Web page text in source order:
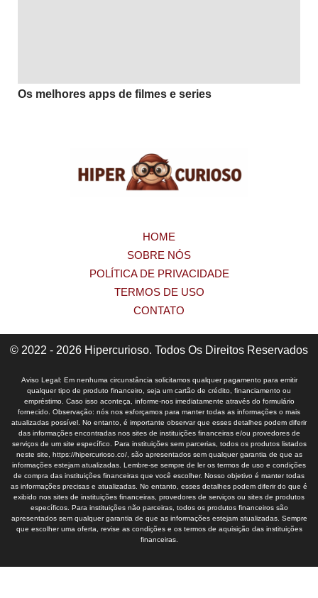
Os melhores apps de filmes e series
HOME
SOBRE NÓS
POLÍTICA DE PRIVACIDADE
TERMOS DE USO
CONTATO
© 2022 - 2026 Hipercurioso. Todos Os Direitos Reservados
Aviso Legal: Em nenhuma circunstância solicitamos qualquer pagamento para emitir
qualquer tipo de produto financeiro, seja um cartão de crédito, financiamento ou
empréstimo. Caso isso aconteça, informe-nos imediatamente através do formulário
fornecido. Observação: nós nos esforçamos para manter todas as informações o mais
atualizadas possível. No entanto, é importante observar que esses detalhes podem diferir
das informações encontradas nos sites de instituições financeiras e/ou provedores de
serviços de um site específico. Para instituições sem parcerias, todos os produtos listados
neste site, https://hipercurioso.co/, são apresentados sem qualquer garantia de que as
informações estejam atualizadas. Lembre-se sempre de ler os termos de uso e condições
de compra das instituições financeiras que você escolher. Nosso objetivo é manter todas
as informações precisas e atualizadas. No entanto, esses detalhes podem diferir do que é
exibido nos sites de instituições financeiras, provedores de serviços ou sites de produtos
específicos. Para instituições não parceiras, todos os produtos financeiros são
apresentados sem qualquer garantia de que as informações estejam atualizadas. Sempre
que escolher uma oferta, revise as condições e os termos de aquisição das instituições
financeiras.